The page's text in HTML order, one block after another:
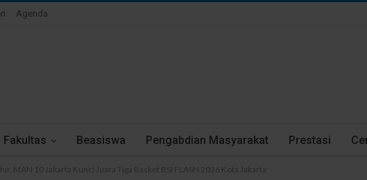
Agenda
Fakultas Beasiswa Pengabdian Masyarakat Prestasi
MAN 10 Jakarta Kunci Juara Tiga Basket BSI FLASH 2026 Kota Jakarta